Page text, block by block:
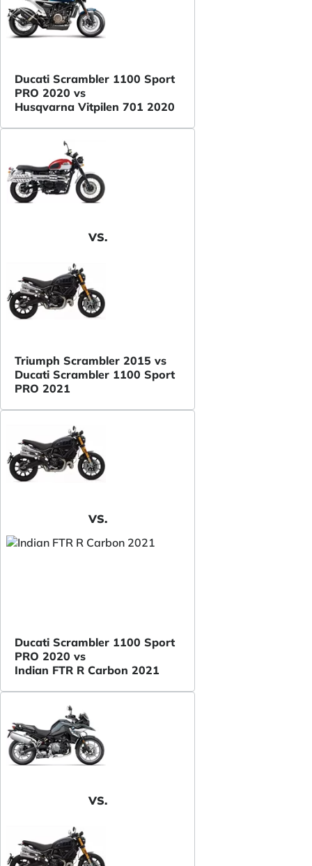
Ducati Scrambler 1100 Sport
PRO 2020 vs
Husqvarna Vitpilen 701 2020
VS.
Triumph Scrambler 2015 vs
Ducati Scrambler 1100 Sport
PRO 2021
VS.
Ducati Scrambler 1100 Sport
PRO 2020 vs
Indian FTR R Carbon 2021
VS.